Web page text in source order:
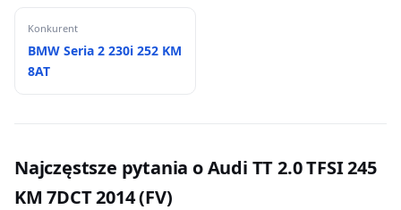
Konkurent
BMW Seria 2 230i 252 KM
8AT
Najczęstsze pytania o Audi TT 2.0 TFSI 245
KM 7DCT 2014 (FV)